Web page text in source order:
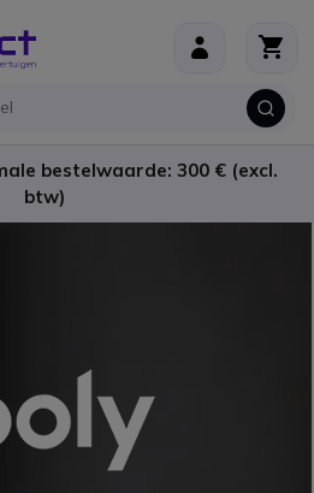
bestelwaarde: 300 € (excl.
btw)